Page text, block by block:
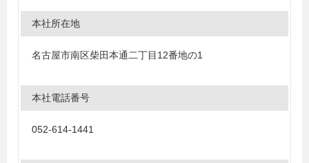
本社所在地
名古屋市南区柴田本通二丁目12番地の1
本社電話番号
052-614-1441